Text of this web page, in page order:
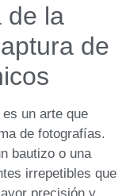
de la
de
un ⁢arte que
de fotografías.‌
bautizo o una
irrepetibles que